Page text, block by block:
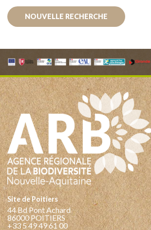
NOUVELLE RECHERCHE
Site de Poitiers
44 Bd Pont Achard
86000 POITIERS
+33 5 49 49 61 00